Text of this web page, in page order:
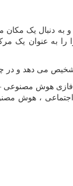
به دنبال یک مکان
را به عنوان
تشخیص می دهد و
هوش مصنوعی
اجتماعی ،